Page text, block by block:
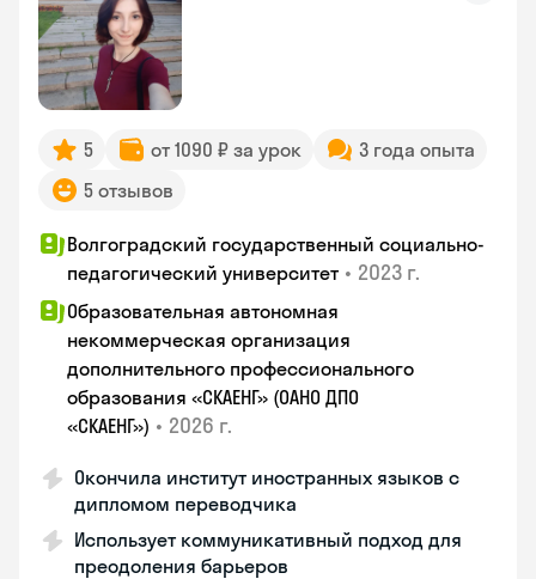
5 от 1090 ₽ за урок
3 года опыта
5 отзывов
Волгоградский государственный социально-
педагогический университет • 2023 г.
Образовательная автономная
некоммерческая организация
дополнительного профессионального
образования «СКАЕНГ» (ОАНО ДПО
«СКАЕНГ») • 2026 г.
Окончила институт иностранных языков с
дипломом переводчика
Использует коммуникативный подход для
преодоления барьеров